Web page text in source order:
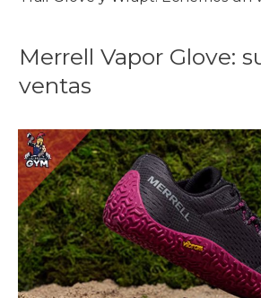
Merrell Vapor Glove:
ventas